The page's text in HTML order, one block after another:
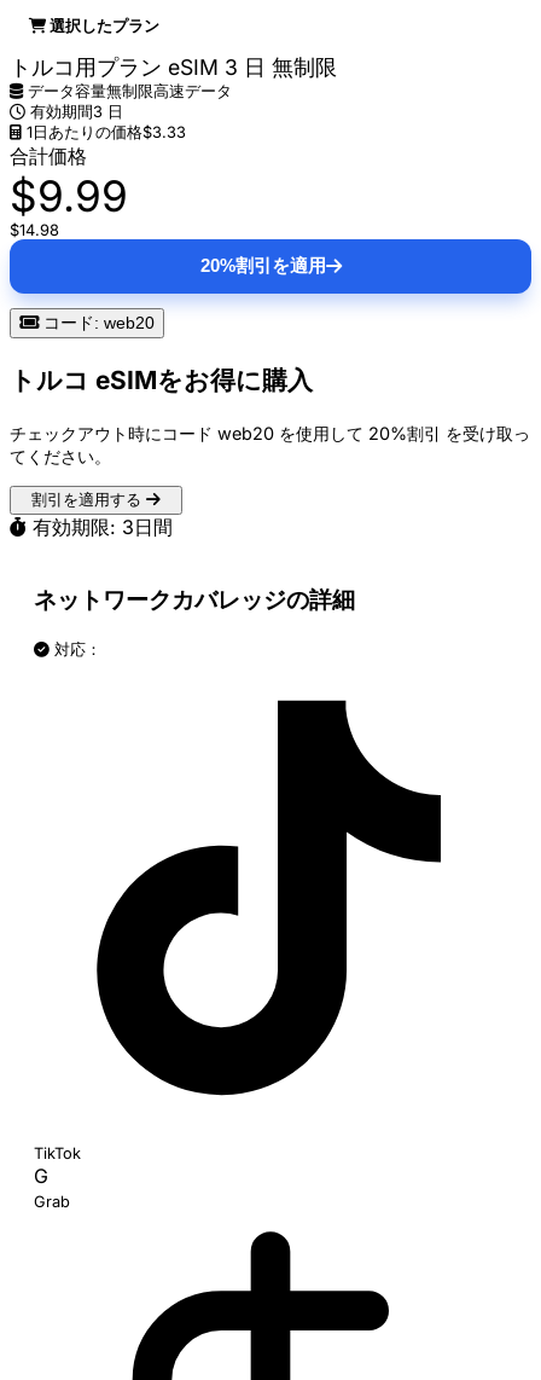
選択したプラン
トルコ用プラン eSIM 3 日 無制限
データ容量無制限高速データ
有効期間 3 日
1日あたりの価格$3.33
合計価格
$9.99
$14.98
20%割引を適用
コード: web20
トルコ eSIMをお得に購入
チェックアウト時にコード web20 を使用して 20%割引 を受け取っ
てください。
割引を適用する
有効期限: 3日間
ネットワークカバレッジの詳細
対応：
TikTok
G
Grab